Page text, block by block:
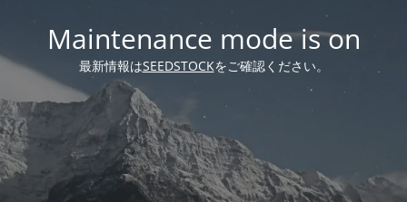
Maintenance mode is on
最新情報はSEEDSTOCKをご確認ください。